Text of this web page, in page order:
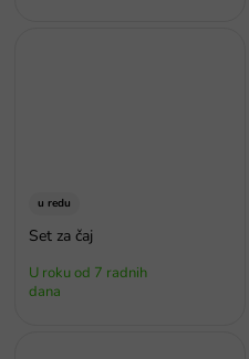
u redu
Set za čaj
U roku od 7 radnih
dana